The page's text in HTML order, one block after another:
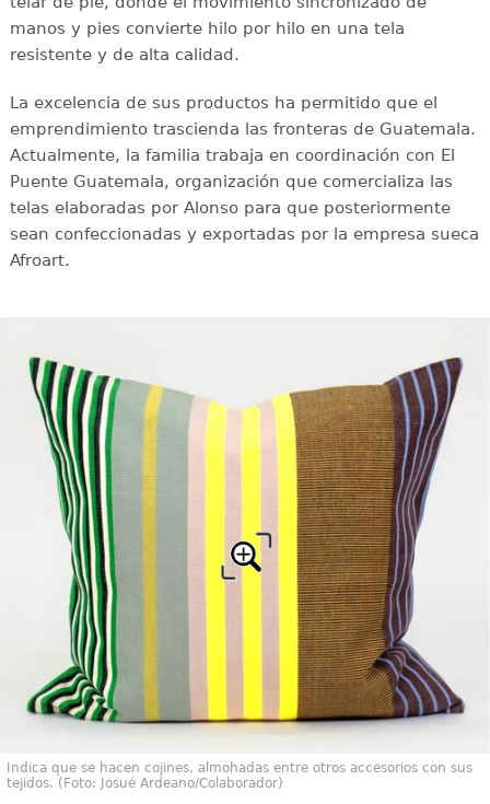
manos y pies convierte hilo por hilo en una tela
resistente y de alta calidad.
La excelencia de sus productos ha permitido que el
emprendimiento trascienda las fronteras de Guatemala.
Actualmente, la familia trabaja en coordinación con El
Puente Guatemala, organización que comercializa las
telas elaboradas por Alonso para que posteriormente
sean confeccionadas y exportadas por la empresa sueca
Afroart.
Indica que se hacen cojines, almohadas entre otros accesorios con sus
tejidos. (Foto: Josué Ardeano/Colaborador)